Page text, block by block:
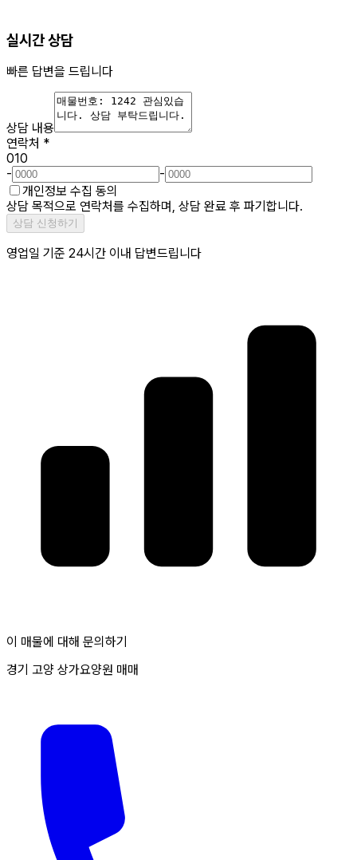
실시간 상담
빠른 답변을 드립니다
상담 내용
연락처 *
010
-
-
개인정보 수집 동의
상담 목적으로 연락처를 수집하며, 상담 완료 후 파기합니다.
상담 신청하기
영업일 기준 24시간 이내 답변드립니다
이 매물에 대해 문의하기
경기 고양 상가요양원 매매